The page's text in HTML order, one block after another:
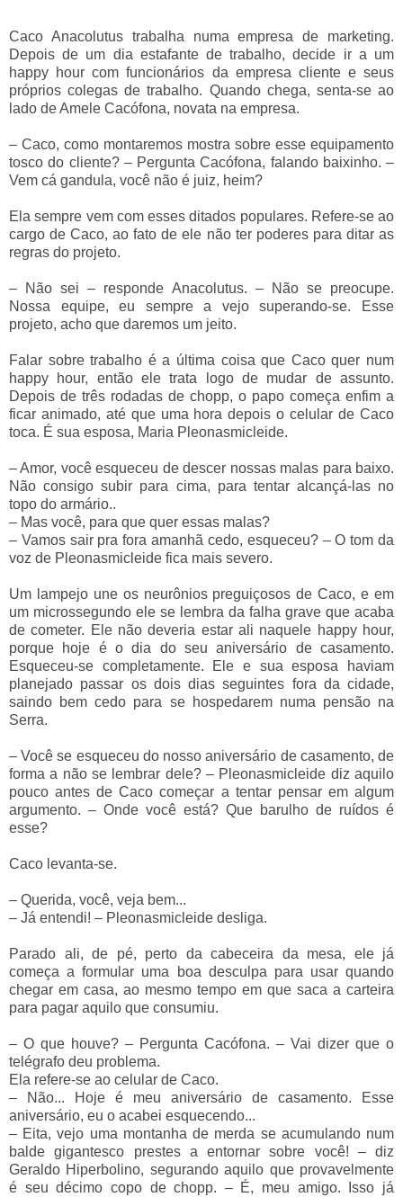
Caco Anacolutus trabalha numa empresa de marketing.
Depois de um dia estafante de trabalho, decide ir a um
happy hour com funcionários da empresa cliente e seus
próprios colegas de trabalho. Quando chega, senta-se ao
lado de Amele Cacófona, novata na empresa.
– Caco, como montaremos mostra sobre esse equipamento
tosco do cliente? –Pergunta Cacófona, falando baixinho. –
Vem cá gandula, você não é juiz, heim?
Ela sempre vem com esses ditados populares. Refere-se ao
cargo de Caco, ao fato de ele não ter poderes para ditar as
regras do projeto.
– Não sei– responde Anacolutus. –Não se preocupe.
Nossa equipe, eu sempre a vejo superando-se. Esse
projeto, acho que daremos um jeito.
Falar sobre trabalho é a última coisa que Caco quer num
happy hour, então ele trata logo de mudar de assunto.
Depois de três rodadas de chopp, o papo começa enfim a
ficar animado, até que uma hora depois o celular de Caco
toca. É sua esposa, Maria Pleonasmicleide.
–Amor, você esqueceu de descer nossas malas para baixo.
Não consigo subir para cima, para tentar alcançá-las no
topo do armário..
– Mas você, para que quer essas malas?
– Vamos sair pra fora amanhã cedo, esqueceu? –O tom da
voz de Pleonasmicleide fica mais severo.
Um lampejo une os neurônios preguiçosos de Caco, e em
um microssegundo ele se lembra da falha grave que acaba
de cometer. Ele não deveria estar ali naquele happy hour,
porque hoje é o dia do seu aniversário de casamento.
Esqueceu-se completamente. Ele e sua esposa haviam
planejado passar os dois dias seguintes fora da cidade,
saindo bem cedo para se hospedarem numa pensão na
Serra.
– Você se esqueceu do nosso aniversário de casamento, de
forma a não se lembrar dele? – Pleonasmicleide diz aquilo
pouco antes de Caco começar a tentar pensar em algum
argumento. – Onde você está? Que barulho de ruídos é
esse?
Caco levanta-se.
– Querida, você, veja bem...
– Já entendi! – Pleonasmicleide desliga.
Parado ali, de pé, perto da cabeceira da mesa, ele já
começa a formular uma boa desculpa para usar quando
chegar em casa, ao mesmo tempo em que saca a carteira
para pagar aquilo que consumiu.
– O que houve? – Pergunta Cacófona. – Vai dizer que o
telégrafo deu problema.
Ela refere-se ao celular de Caco.
– Não... Hoje é meu aniversário de casamento. Esse
aniversário, eu o acabei esquecendo...
– Eita, vejo uma montanha de merda se acumulando num
balde gigantesco prestes a entornar sobre você! –diz
Geraldo Hiperbolino, segurando aquilo que provavelmente
é seu décimo copo de chopp. –É, meu amigo. Isso já